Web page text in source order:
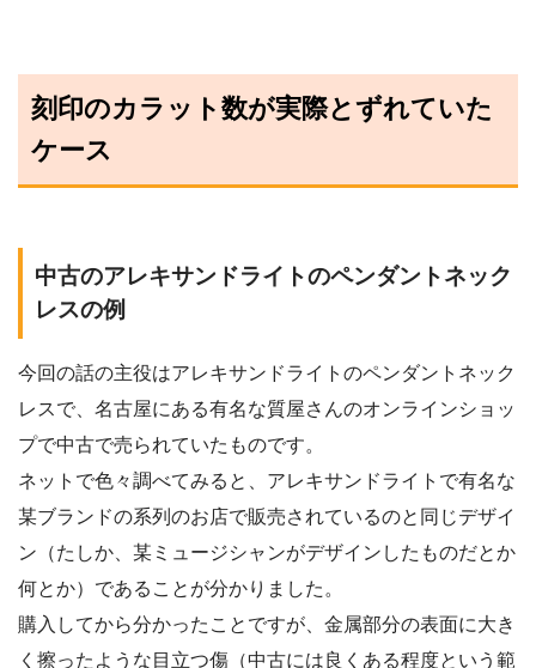
刻印のカラット数が実際とずれていた
ケース
中古のアレキサンドライトのペンダントネック
レスの例
今回の話の主役はアレキサンドライトのペンダントネック
レスで、名古屋にある有名な質屋さんのオンラインショッ
プで中古で売られていたものです。
ネットで色々調べてみると、アレキサンドライトで有名な
某ブランドの系列のお店で販売されているのと同じデザイ
ン（たしか、某ミュージシャンがデザインしたものだとか
何とか）であることが分かりました。
購入してから分かったことですが、金属部分の表面に大き
く擦ったような目立つ傷（中古には良くある程度という範